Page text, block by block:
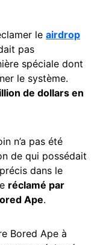
le airdrop
pas
spéciale dont
le système.
de dollars en
n’a pas été
de qui possédait
dans le
réclamé par
Ape.
Bored Ape à